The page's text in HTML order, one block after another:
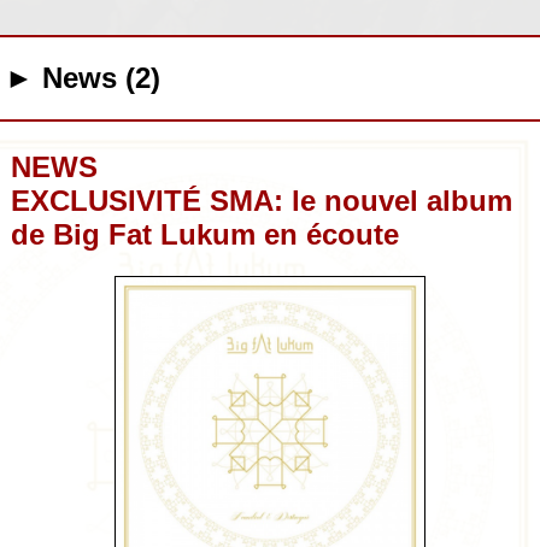
► News (2)
NEWS
EXCLUSIVITÉ SMA: le nouvel album
de Big Fat Lukum en écoute